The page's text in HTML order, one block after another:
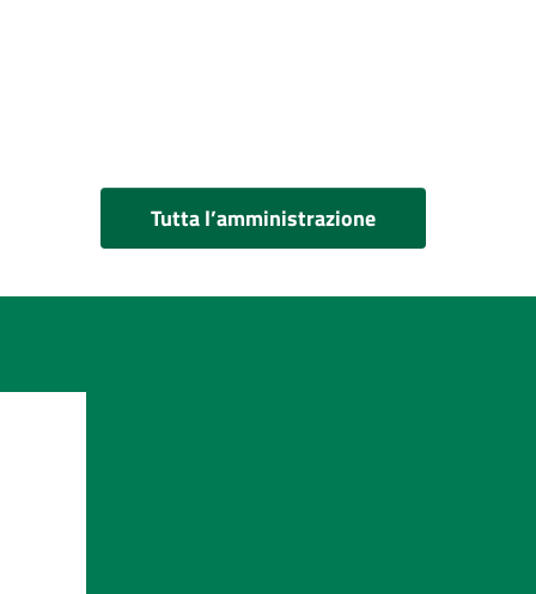
Tutta l’amministrazione